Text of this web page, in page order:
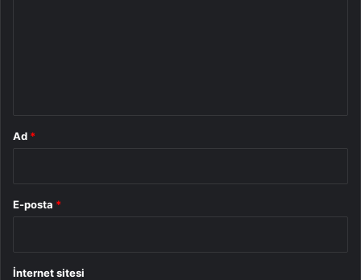
Ad *
E-posta *
İnternet sitesi